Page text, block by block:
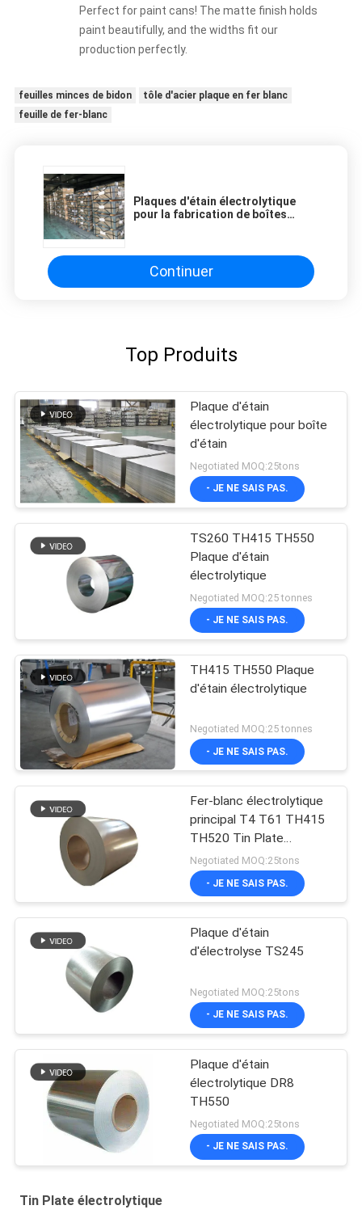
Perfect for paint cans! The matte finish holds
paint beautifully, and the widths fit our
production perfectly.
feuilles minces de bidon
tôle d'acier plaque en fer blanc
feuille de fer-blanc
Plaques d'étain électrolytique
pour la fabrication de boîtes
Continuer
Top Produits
Plaque d'étain
électrolytique pour boîte
d'étain
Negotiated MOQ:25tons
- JE NE SAIS PAS.
TS260 TH415 TH550
Plaque d'étain
électrolytique
Negotiated MOQ:25 tonnes
- JE NE SAIS PAS.
TH415 TH550 Plaque
d'étain électrolytique
Negotiated MOQ:25 tonnes
- JE NE SAIS PAS.
Fer-blanc électrolytique
principal T4 T61 TH415
TH520 Tin Plate
électrolytique SPTE TFS
Negotiated MOQ:25tons
- JE NE SAIS PAS.
Plaque d'étain
d'électrolyse TS245
Negotiated MOQ:25tons
- JE NE SAIS PAS.
Plaque d'étain
électrolytique DR8
TH550
Negotiated MOQ:25tons
- JE NE SAIS PAS.
Tin Plate électrolytique